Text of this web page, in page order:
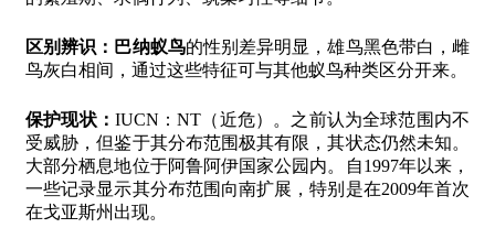
区别辨识： 巴纳蚁鸟的性别差异明显，雄鸟黑色带白，雌
鸟灰白相间，通过这些特征可与其他蚁鸟种类区分开来。
保护现状： IUCN：NT（近危）。之前认为全球范围内不
受威胁，但鉴于其分布范围极其有限，其状态仍然未知。
大部分栖息地位于阿鲁阿伊国家公园内。自1997年以来，
一些记录显示其分布范围向南扩展，特别是在2009年首次
在戈亚斯州出现。